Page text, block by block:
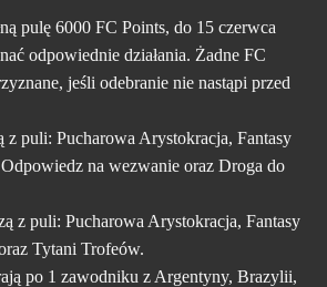
pulę 6000 FC Points, do 15 czerwca
odpowiednie działania. Żadne FC
jeśli odebranie nie nastąpi przed
z puli: Pucharowa Arystokracja, Fantasy
na wezwanie oraz Droga do
z puli: Pucharowa Arystokracja, Fantasy
Tytani Trofeów.
po 1 zawodniku z Argentyny, Brazylii,